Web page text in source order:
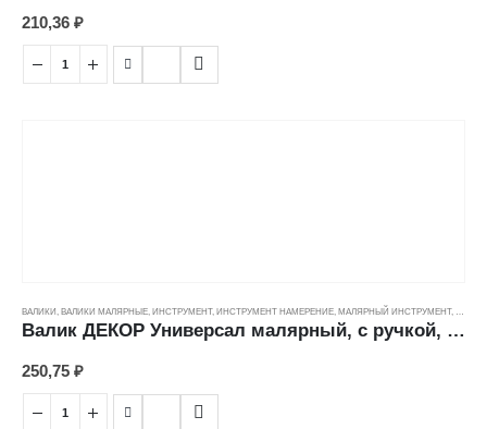
210,36 ₽
ВАЛИКИ ВАЛИКИ МАЛЯРНЫЕ ИНСТРУМЕНТ, ИНСТРУМЕНТ НАМЕРЕНИЕ МАЛЯРНЫЙ ИНСТРУМЕНТ,
Валик ДЕКОР Универсал малярный, с ручкой, полиакрил зеленый (18/42/6мм) (240мм)
250,75 ₽